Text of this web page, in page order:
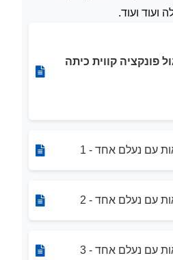
ועוד ועוד.
פונקציה קווית כיתה
עם נעלם אחד - 1
עם נעלם אחד - 2
עם נעלם אחד - 3